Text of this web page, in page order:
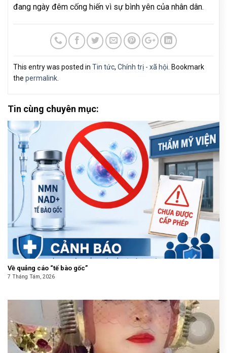
đang ngày đêm cống hiến vì sự bình yên của nhân dân.
This entry was posted in Tin tức, Chính trị - xã hội. Bookmark
the permalink.
Tin cùng chuyên mục:
Về quảng cáo “tế bào gốc”
7 Tháng Tám, 2026